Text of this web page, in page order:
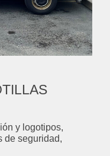
y logotipos,
de seguridad,